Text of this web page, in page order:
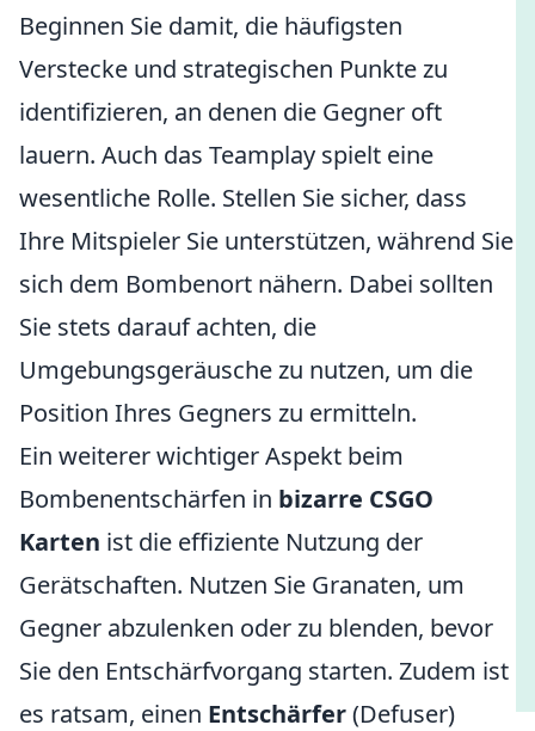
Beginnen Sie damit, die häufigsten
Verstecke und strategischen Punkte zu
identifizieren, an denen die Gegner oft
lauern. Auch das Teamplay spielt eine
wesentliche Rolle. Stellen Sie sicher, dass
Ihre Mitspieler Sie unterstützen, während Sie
sich dem Bombenort nähern. Dabei sollten
Sie stets darauf achten, die
Umgebungsgeräusche zu nutzen, um die
Position Ihres Gegners zu ermitteln.
Ein weiterer wichtiger Aspekt beim
Bombenentschärfen in bizarre CSGO
Karten ist die effiziente Nutzung der
Gerätschaften. Nutzen Sie Granaten, um
Gegner abzulenken oder zu blenden, bevor
Sie den Entschärfvorgang starten. Zudem ist
es ratsam, einen Entschärfer(Defuser)